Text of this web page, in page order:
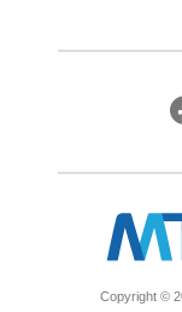
Copyright ©